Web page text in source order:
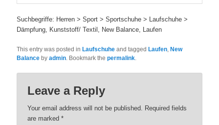
Suchbegriffe: Herren > Sport > Sportschuhe > Laufschuhe >
Dämpfung, Kunststoff/ Textil, New Balance, Laufen
This entry was posted inLaufschuhe and taggedLaufen,New
Balance byadmin. Bookmark thepermalink.
Leave a Reply
Your email address will not be published. Required fields
are marked*